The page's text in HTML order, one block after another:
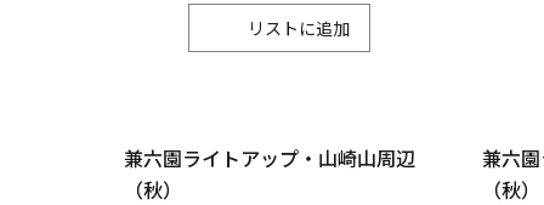
リスト
兼六園ライトアップ・山崎山周辺
（秋）
兼六
（秋）